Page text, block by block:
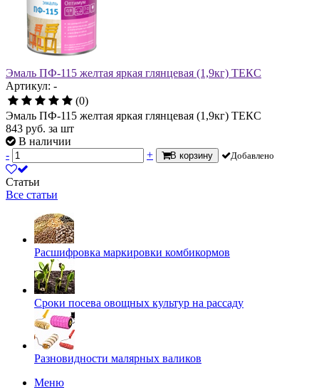
Эмаль ПФ-115 желтая яркая глянцевая (1,9кг) ТЕКС
Артикул: -
(0)
Эмаль ПФ-115 желтая яркая глянцевая (1,9кг) ТЕКС
843 руб. за шт
В наличии
-
+ В корзину Добавлено
Статьи
Все статьи
Расшифровка маркировки комбикормов
Сроки посева овощных культур на рассаду
Разновидности малярных валиков
Меню